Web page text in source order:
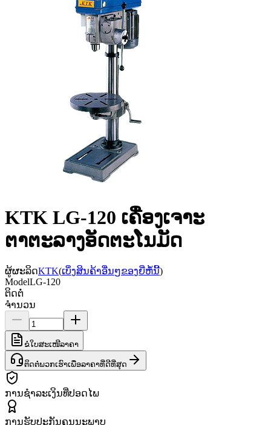
KTK LG-120 ເຄື່ອງເຈາະ
ຕາຕະລາງອັດຕະໂນມັດ
ຜູ້ຜະລິດKTK(ເບິ່ງສິນຄ້າອື່ນໆຂອງຍີ່ຫໍ້ນີ້)
ModelLG-120
ຕິດຕໍ່
ຈຳນວນ
ຂໍໃບສະເໜີລາຄາ
ຕິດຕໍ່ພວກເຮົາເພື່ອລາຄາທີ່ດີທີ່ສຸດ
ການຊຳລະເງິນທີ່ປອດໄພ
ການຮັບປະກັນຄຸນນະພາບ